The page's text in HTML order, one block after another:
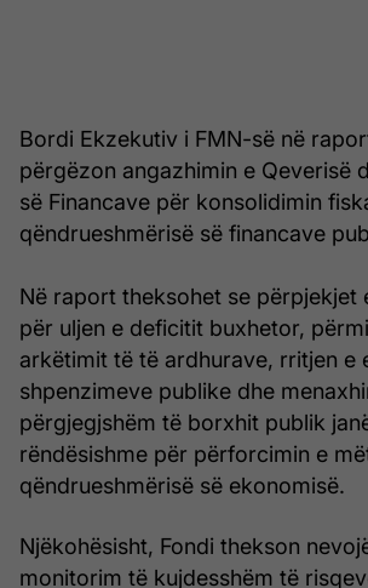
Bordi Ekzekutiv i FMN-së në
përgëzon angazhimin e Qeverisë
së Financave për konsolidimin
qëndrueshmërisë së financave
Në raport theksohet se përpjekjet
për uljen e deficitit buxhetor,
arkëtimit të të ardhurave, rritjen e
shpenzimeve publike dhe
përgjegjshëm të borxhit publik
rëndësishme për përforcimin e
qëndrueshmërisë së ekonomisë.
Njëkohësisht, Fondi thekson
monitorim të kujdesshëm të